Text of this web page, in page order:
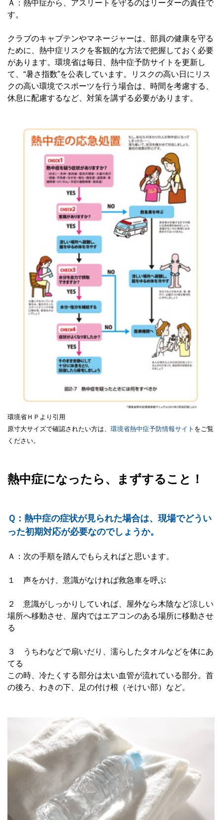
Ａ：熱中症から、アスリートを守るのはリーダーの責任で
す。
クラブのキャプテンやマネージャーは、部員の健康を守る
ために、熱中症リスクを客観的な方法で把握しておく必要
があります。環境省は毎日、熱中症予防サイトを更新し
て、“暑さ指数”を公表しています。リスクの高い日にリス
クの高い環境でスポーツを行う場合は、時間を考慮する、
休息に配慮するなど、対策を講ずる必要があります。
環境省ＨＰより引用
原寸大サイズで確認されたい方は、 環境省熱中症予防情報サイト をご覧
ください。
熱中症になったら、まずすること！
Ｑ：熱中症の症状が見られた場合は、現場でどうい
った初期対応が必要なのでしょうか。
Ａ：次の手順を踏んでもらえればと思います。
１ 声をかけ、意識がなければ救急車を呼ぶ
２ 意識がしっかりしていれば、屋外なら木陰など涼しい
場所へ移動させ、屋内ではエアコンのある場所に移動させ
る
３ うちわなどで扇いだり、濡らしたタオルなどを体にあ
てる
この時、冷たくする部分は太い血管が流れている部分。首
の後ろ、わきの下、足の付け根（そけい部）など。